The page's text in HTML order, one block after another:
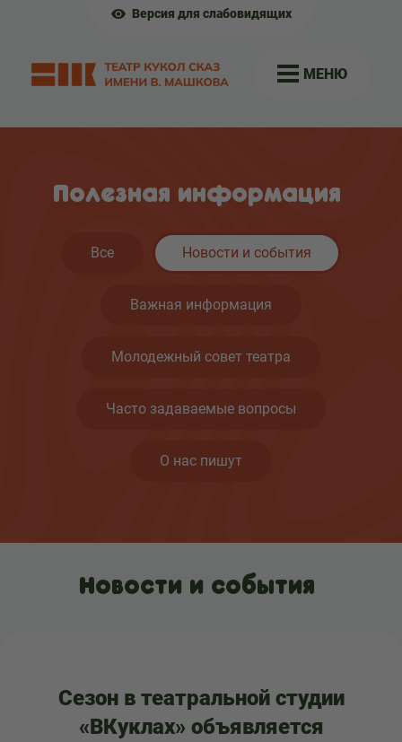
Версия для слабовидящих
МЕНЮ
Полезная информация
Все Новости и события
Важная информация
Молодежный совет театра
Часто задаваемые вопросы
О нас пишут
Новости и события
Сезон в театральной студии
«ВКуклах» объявляется